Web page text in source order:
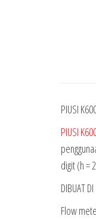
PIUSI
PIUSI
digit (h =
DIBUAT
Flow